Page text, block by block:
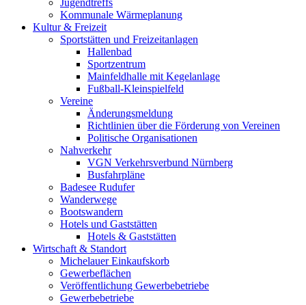
Jugendtreffs
Kommunale Wärmeplanung
Kultur & Freizeit
Sportstätten und Freizeitanlagen
Hallenbad
Sportzentrum
Mainfeldhalle mit Kegelanlage
Fußball-Kleinspielfeld
Vereine
Änderungsmeldung
Richtlinien über die Förderung von Vereinen
Politische Organisationen
Nahverkehr
VGN Verkehrsverbund Nürnberg
Busfahrpläne
Badesee Rudufer
Wanderwege
Bootswandern
Hotels und Gaststätten
Hotels & Gaststätten
Wirtschaft & Standort
Michelauer Einkaufskorb
Gewerbeflächen
Veröffentlichung Gewerbebetriebe
Gewerbebetriebe